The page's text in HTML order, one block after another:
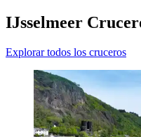
IJsselmeer
Explorar todos los cruceros